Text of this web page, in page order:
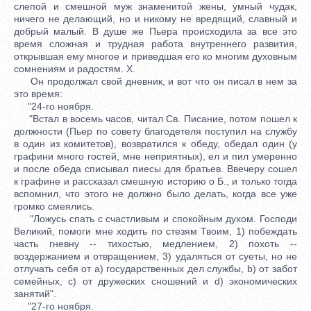
слепой и смешной муж знаменитой жены, умный чудак,
ничего не делающий, но и никому не вредящий, славный и
добрый малый. В душе же Пьера происходила за все это
время сложная и трудная работа внутреннего развития,
открывшая ему многое и приведшая его ко многим духовным
сомнениям и радостям. X.
Он продолжал свой дневник, и вот что он писал в нем за
это время:
"24-ro ноября.
"Встал в восемь часов, читал Св. Писание, потом пошел к
должности (Пьер по совету благодетеля поступил на службу
в один из комитетов), возвратился к обеду, обедал один (у
графини много гостей, мне неприятных), ел и пил умеренно
и после обеда списывал пиесы для братьев. Ввечеру сошел
к графине и рассказал смешную историю о Б., и только тогда
вспомнил, что этого не должно было делать, когда все уже
громко смеялись.
"Ложусь спать с счастливым и спокойным духом. Господи
Великий, помоги мне ходить по стезям Твоим, 1) побеждать
часть гневну -- тихостью, медлением, 2) похоть --
воздержанием и отвращением, 3) удаляться от суеты, но не
отлучать себя от а) государственных дел службы, b) от забот
семейных, с) от дружеских сношений и d) экономических
занятий".
"27-го ноября.